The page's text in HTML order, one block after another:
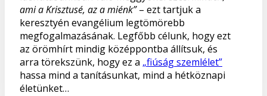
ami a Krisztusé, az a miénk”– ezt tartjuk a
keresztyén evangélium legtömörebb
megfogalmazásának. Legfőbb célunk, hogy ezt
az örömhírt mindig középpontba állítsuk, és
arra törekszünk, hogy ez a „fiúság szemlélet”
hassa mind a tanításunkat, mind a hétköznapi
életünket…